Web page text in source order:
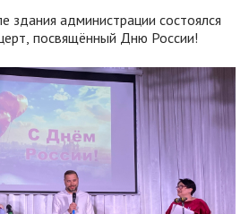
здания администрации состоялся
посвящённый Дню России!